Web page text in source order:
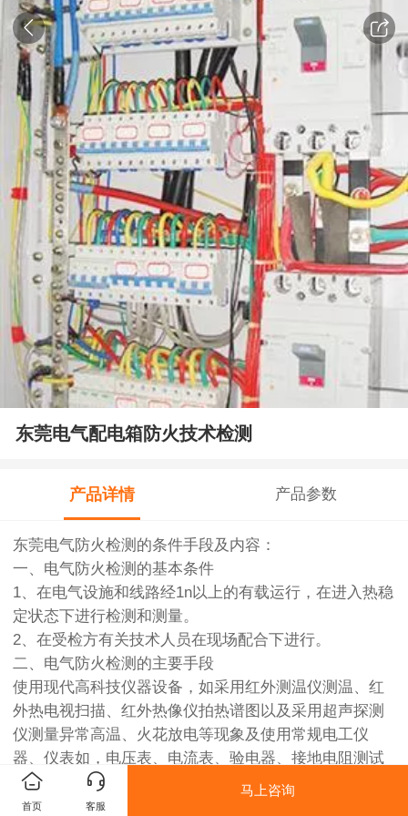
东莞电气配电箱防火技术检测
产品详情 产品参数
东莞电气防火检测的条件手段及内容：
一、电气防火检测的基本条件
1、在电气设施和线路经1n以上的有载运行，在进入热稳
定状态下进行检测和测量。
2、在受检方有关技术人员在现场配合下进行。
二、电气防火检测的主要手段
使用现代高科技仪器设备，如采用红外测温仪测温、红
外热电视扫描、红外热像仪拍热谱图以及采用超声探测
仪测量异常高温、火花放电等现象及使用常规电工仪
器、仪表如，电压表、电流表、验电器、接地电阻测试
仪、真有效值电流表等，对运行中的电气设施的各项运
行参数进行测量，并运用直观方法，对照国家相关技术
首页 客服
马上咨询